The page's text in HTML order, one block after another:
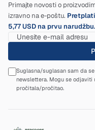
Primajte novosti o
izravno na e-poštu.
5,77 USD na prvu narudžbu.
Suglasna/suglasan sam da
newslettera. Mogu se odjaviti
pročitala/pročitao.